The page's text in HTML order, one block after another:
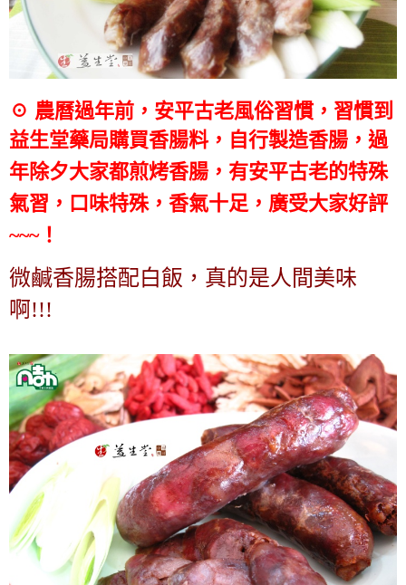
☉ 農曆過年前，安平古老風俗習慣，習慣到
益生堂藥局購買香腸料， 自行製造香腸，過
年除夕大家都煎烤香腸，有安平古老的特殊
氣習， 口味特殊，香氣十足，廣受大家好評
~~~！
微鹹香腸搭配白飯，真的是人間美味
啊!!!